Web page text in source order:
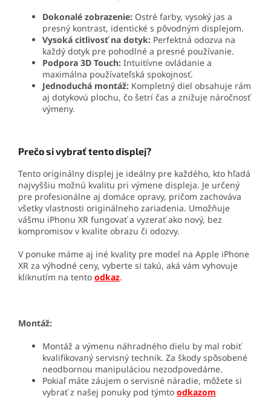
Dokonalé zobrazenie: Ostré farby, vysoký jas a
presný kontrast, identické s pôvodným displejom.
Vysoká citlivosť na dotyk: Perfektná odozva na
každý dotyk pre pohodlné a presné používanie.
Podpora 3D Touch: Intuitívne ovládanie a
maximálna používateľská spokojnosť.
Jednoduchá montáž: Kompletný diel obsahuje rám
aj dotykovú plochu, čo šetrí čas a znižuje náročnosť
výmeny.
Prečo si vybrať tento displej?
Tento originálny displej je ideálny pre každého, kto hľadá
najvyššiu možnú kvalitu pri výmene displeja. Je určený
pre profesionálne aj domáce opravy, pričom zachováva
všetky vlastnosti originálneho zariadenia. Umožňuje
vášmu iPhonu XR fungovať a vyzerať ako nový, bez
kompromisov v kvalite obrazu či odozvy.
V ponuke máme aj iné kvality pre model na Apple iPhone
XR za výhodné ceny, vyberte si takú, aká vám vyhovuje
kliknutím na tento odkaz.
Montáž:
Montáž a výmenu náhradného dielu by mal robiť
kvalifikovaný servisný technik. Za škody spôsobené
neodbornou manipuláciou nezodpovedáme.
Pokiaľ máte záujem o servisné náradie, môžete si
vybrať z našej ponuky pod týmto odkazom